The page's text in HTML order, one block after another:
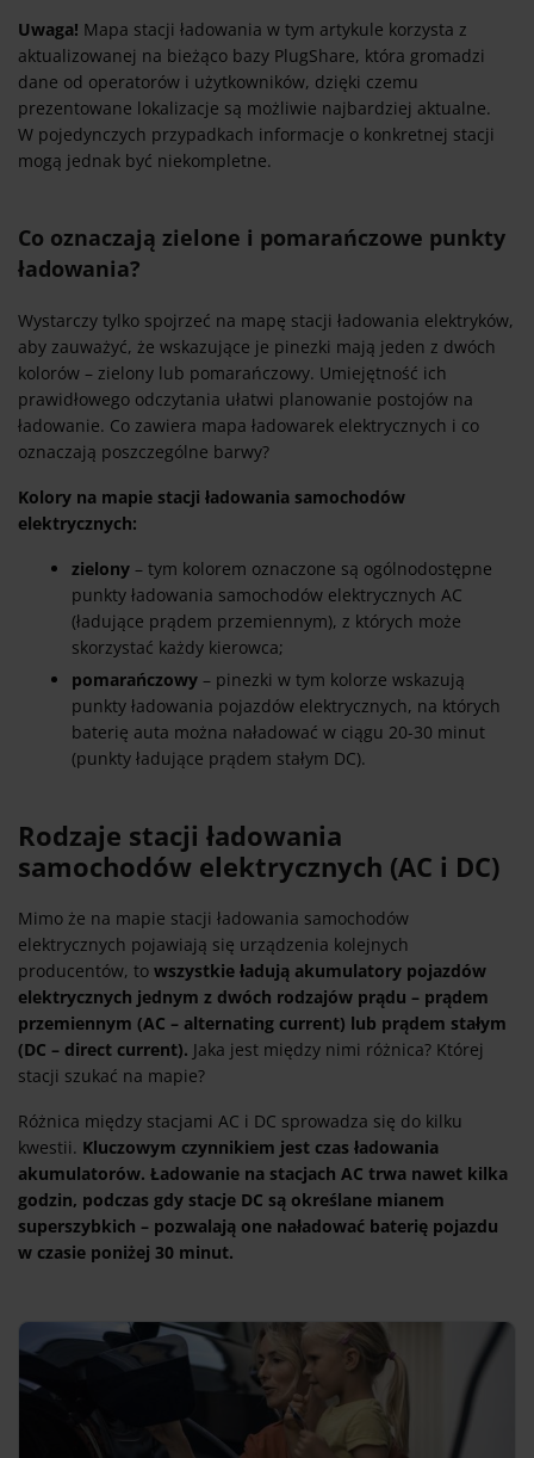
Uwaga! Mapa stacji ładowania w tym artykule korzysta z
aktualizowanej na bieżąco bazy PlugShare, która gromadzi
dane od operatorów i użytkowników, dzięki czemu
prezentowane lokalizacje są możliwie najbardziej aktualne.
W pojedynczych przypadkach informacje o konkretnej stacji
mogą jednak być niekompletne.
Co oznaczają zielone i pomarańczowe punkty
ładowania?
Wystarczy tylko spojrzeć na mapę stacji ładowania elektryków,
aby zauważyć, że wskazujące je pinezki mają jeden z dwóch
kolorów – zielony lub pomarańczowy. Umiejętność ich
prawidłowego odczytania ułatwi planowanie postojów na
ładowanie. Co zawiera mapa ładowarek elektrycznych i co
oznaczają poszczególne barwy?
Kolory na mapie stacji ładowania samochodów
elektrycznych:
zielony – tym kolorem oznaczone są ogólnodostępne
punkty ładowania samochodów elektrycznych AC
(ładujące prądem przemiennym), z których może
skorzystać każdy kierowca;
pomarańczowy – pinezki w tym kolorze wskazują
punkty ładowania pojazdów elektrycznych, na których
baterię auta można naładować w ciągu 20-30 minut
(punkty ładujące prądem stałym DC).
Rodzaje stacji ładowania
samochodów elektrycznych (AC i DC)
Mimo że na mapie stacji ładowania samochodów
elektrycznych pojawiają się urządzenia kolejnych
producentów, to wszystkie ładują akumulatory pojazdów
elektrycznych jednym z dwóch rodzajów prądu – prądem
przemiennym (AC – alternating current) lub prądem stałym
(DC – direct current). Jaka jest między nimi różnica? Której
stacji szukać na mapie?
Różnica między stacjami AC i DC sprowadza się do kilku
kwestii. Kluczowym czynnikiem jest czas ładowania
akumulatorów. Ładowanie na stacjach AC trwa nawet kilka
godzin, podczas gdy stacje DC są określane mianem
superszybkich – pozwalają one naładować baterię pojazdu
w czasie poniżej 30 minut.